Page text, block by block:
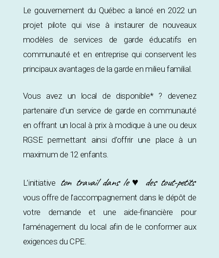
Le gouvernement du Québec a lancé en 2022 un
projet pilote qui vise à instaurer de nouveaux
modèles de services de garde éducatifs en
communauté et en entreprise qui conservent les
principaux avantages de la garde en milieu familial.
Vous avez un local de disponible* ? devenez
partenaire d’un service de garde en communauté
en offrant un local à prix à modique à une ou deux
RGSE permettant ainsi d’offrir une place à un
maximum de 12 enfants.
L’initiative ton travail dans le ♥ des tout-petits
vous offre de l’accompagnement dans le dépôt de
votre demande et une aide-financière pour
l’aménagement du local afin de le conformer aux
exigences du CPE.